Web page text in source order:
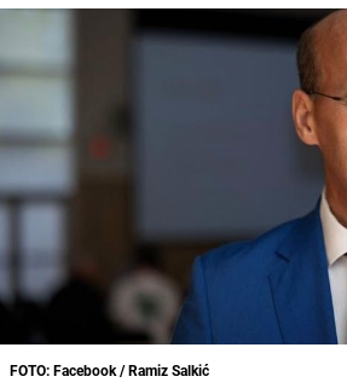
FOTO: Facebook / Ramiz Salkić